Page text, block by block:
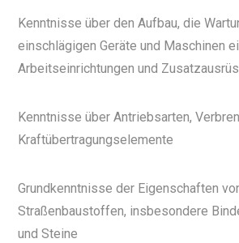
Kenntnisse über den Aufbau, die
einschlägigen Geräte und Maschinen
Arbeitseinrichtungen und
Kenntnisse über Antriebsarten,
Kraftübertragungselemente
Grundkenntnisse der Eigenschaften
Straßenbaustoffen, insbesondere
und Steine